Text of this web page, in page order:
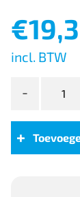
€
incl. BTW